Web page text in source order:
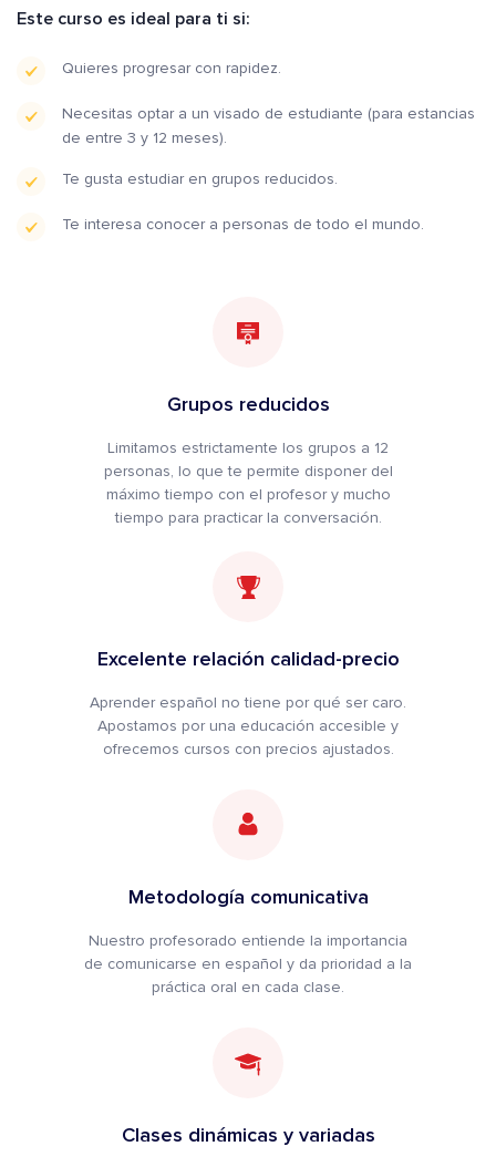
Este curso es ideal para ti si:
Quieres progresar con rapidez.
Necesitas optar a un visado de estudiante (para estancias
de entre 3 y 12 meses).
Te gusta estudiar en grupos reducidos.
Te interesa conocer a personas de todo el mundo.
Grupos reducidos
Limitamos estrictamente los grupos a 12
personas, lo que te permite disponer del
máximo tiempo con el profesor y mucho
tiempo para practicar la conversación.
Excelente relación calidad-precio
Aprender español no tiene por qué ser caro.
Apostamos por una educación accesible y
ofrecemos cursos con precios ajustados.
Metodología comunicativa
Nuestro profesorado entiende la importancia
de comunicarse en español y da prioridad a la
práctica oral en cada clase.
Clases dinámicas y variadas